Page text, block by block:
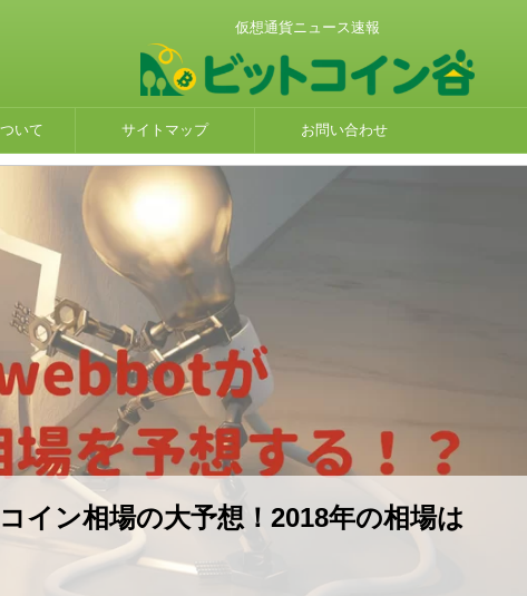
仮想通貨ニュース速報
いて サイトマップ お問い合わせ
イン相場の大予想！2018年の相場は